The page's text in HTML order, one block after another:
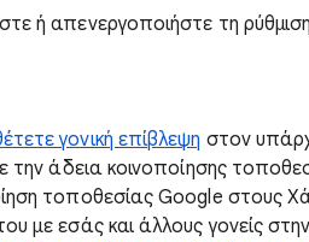
ή απενεργοποιήστε τη ρύθμιση
γονική επίβλεψη στον
την άδεια κοινοποίησης
τοποθεσίας Google στους
με εσάς και άλλους γονείς